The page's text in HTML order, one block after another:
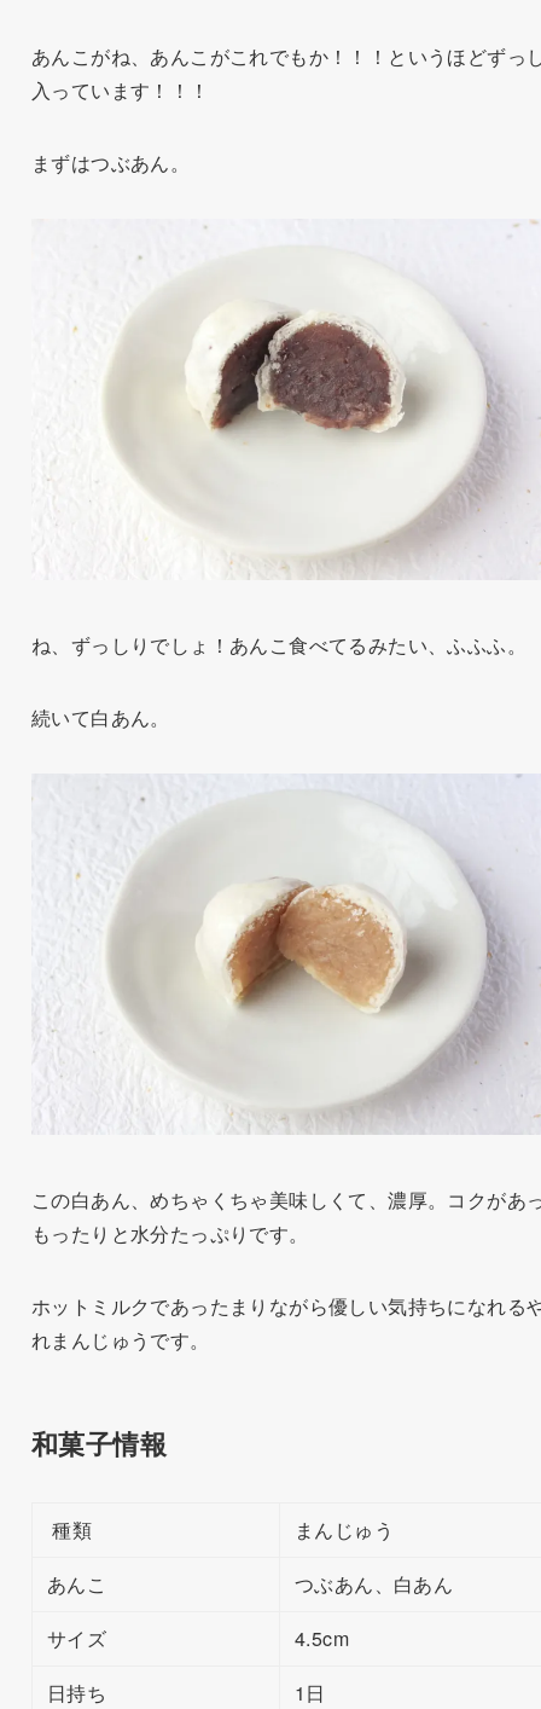
あんこがね、あんこがこれでもか！！！というほどずっ
入っています！！！
まずはつぶあん。
ね、ずっしりでしょ！あんこ食べてるみたい、ふふふ。
続いて白あん。
この白あん、めちゃくちゃ美味しくて、濃厚。コクがあ
もったりと水分たっぷりです。
ホットミルクであったまりながら優しい気持ちになれる
れまんじゅうです。
和菓子情報
種類
まんじゅう
あんこ
つぶあん、白あん
サイズ
4.5cm
日持ち
1日